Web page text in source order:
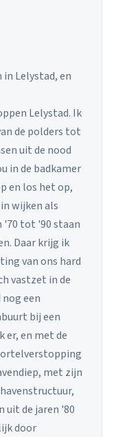
Lelystad, en
Lelystad. Ik
de polders tot
uit de nood
in de badkamer
en los het op,
wijken als
'70 tot '90 staan
Daar krijg ik
van ons hard
vastzet in de
een
bij een
er, en met de
met zijn
uit de jaren '80
door